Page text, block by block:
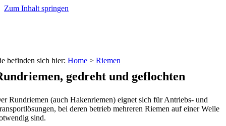
Zum Inhalt springen
befinden sich hier:Home >Riemen
gedreht und geflochten
Rundriemen (auch Hakenriemen) eignet sich für Antriebs- und
bei deren betrieb mehreren Riemen auf einer Welle
sind.